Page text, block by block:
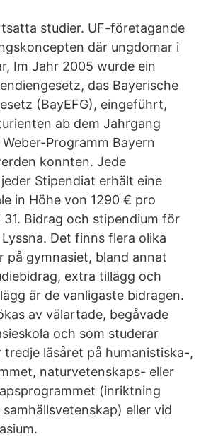
studier. UF-företagande
där ungdomar i
Im Jahr 2005 wurde ein
das Bayerische
(BayEFG), eingeführt,
ab dem Jahrgang
Programm Bayern
konnten. Jede
Stipendiat erhält eine
in Höhe von 1290 € pro
31. Bidrag och stipendium för
Det finns flera olika
på gymnasiet, bland annat
extra tillägg och
är de vanligaste bidragen.
av välartade, begåvade
och som studerar
tredje läsåret på humanistiska-,
naturvetenskaps- eller
(inriktning
eller vid